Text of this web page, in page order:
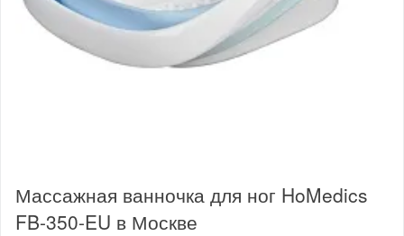
Массажная ванночка для ног HoMedics
FB-350-EU в Москве